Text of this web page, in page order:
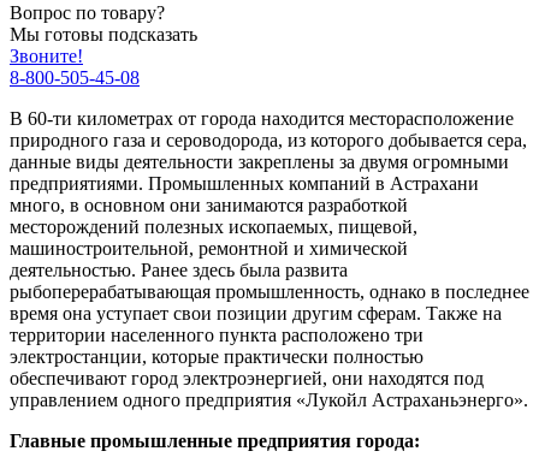
Вопрос по товару?
Мы готовы подсказать
Звоните!
8-800-505-45-08
В 60-ти километрах от города находится месторасположение
природного газа и сероводорода, из которого добывается сера,
данные виды деятельности закреплены за двумя огромными
предприятиями. Промышленных компаний в Астрахани
много, в основном они занимаются разработкой
месторождений полезных ископаемых, пищевой,
машиностроительной, ремонтной и химической
деятельностью. Ранее здесь была развита
рыбоперерабатывающая промышленность, однако в последнее
время она уступает свои позиции другим сферам. Также на
территории населенного пункта расположено три
электростанции, которые практически полностью
обеспечивают город электроэнергией, они находятся под
управлением одного предприятия «Лукойл Астраханьэнерго».
Главные промышленные предприятия города: